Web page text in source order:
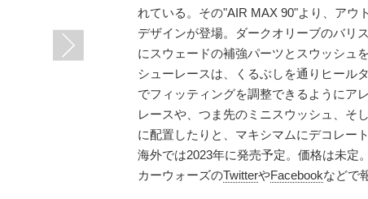
れている。その"AIR MAX 90"より、アウ
デザインが登場。ダークオリーブのバリ
にスウェードの補強パーツとスウッシュ
シューレースは、くるぶしを通りヒール
でフィッティングを調整できるようにア
レースや、つま先のミニスウッシュ、そ
に配置したりと、マキシマムにデコレー
海外では2023年に発売予定。価格は未定
カーウォーズのTwitterやFacebookなどで